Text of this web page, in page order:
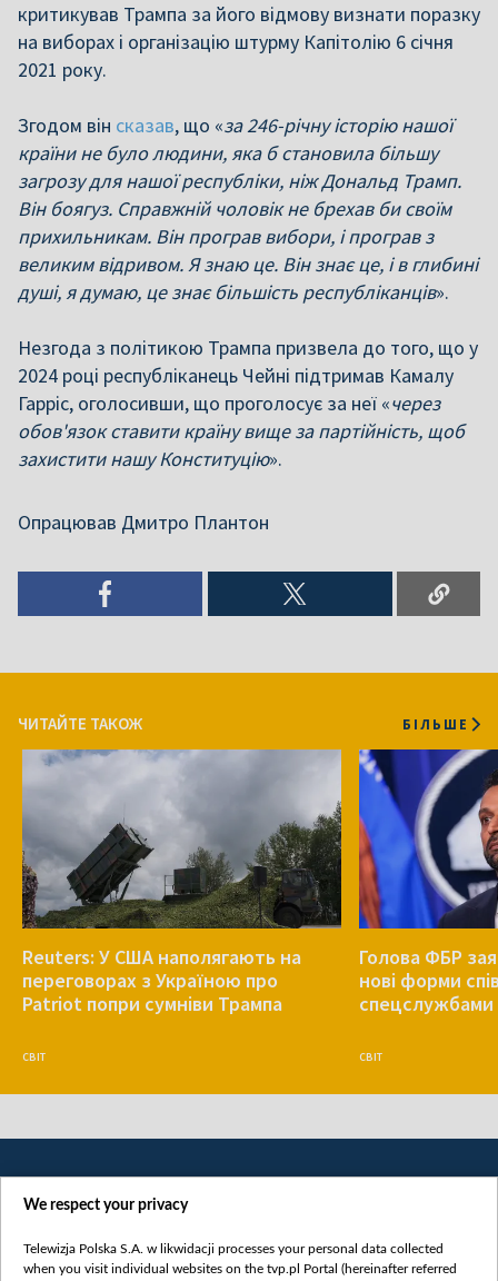
критикував Трампа за його відмову визнати поразку
на виборах і організацію штурму Капітолію 6 січня
2021 року.
Згодом він сказав, що «за 246-річну історію нашої
країни не було людини, яка б становила більшу
загрозу для нашої республіки, ніж Дональд Трамп.
Він боягуз. Справжній чоловік не брехав би своїм
прихильникам. Він програв вибори, і програв з
великим відривом. Я знаю це. Він знає це, і в глибині
душі, я думаю, це знає більшість республіканців».
Незгода з політикою Трампа призвела до того, що у
2024 році республіканець Чейні підтримав Камалу
Гарріс, оголосивши, що проголосує за неї «через
обов'язок ставити країну вище за партійність, щоб
захистити нашу Конституцію».
Опрацював Дмитро Плантон
ЧИТАЙТЕ ТАКОЖ БІЛЬШЕ
Reuters: У США наполягають на
переговорах з Україною про
Patriot попри сумніви Трампа
СВІТ
Голова ФБР
нові форми
спецслужбами
СВІТ
We respect your privacy
Telewizja Polska S.A. w likwidacji processes your personal data collected
when you visit individual websites on the tvp.pl Portal (hereinafter referred